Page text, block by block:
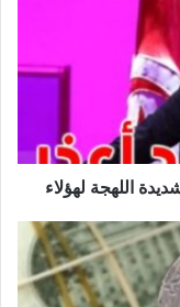
اللهجة لهؤلاء